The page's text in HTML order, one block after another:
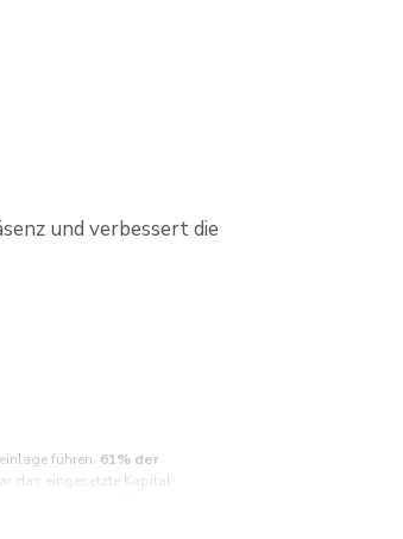
und verbessert die
führen. 61% der
das eingesetzte Kapital